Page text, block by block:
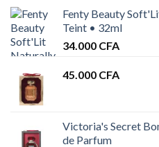
Fenty Beauty
Teint • 32ml
34.000 CFA
45.000 CFA
Victoria's Secret
de Parfum